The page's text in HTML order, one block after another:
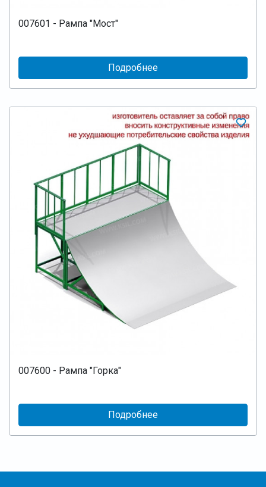
007601 - Рампа "Мост"
Подробнее
007600 - Рампа "Горка"
Подробнее